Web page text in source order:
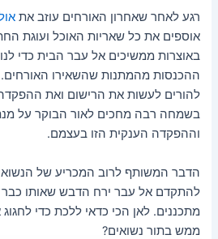
רגע לאחר שאחרון האורחים עוזב את
אוספים את כל שאריות האוכל ועוגת
באוצרות ממשיכים אל עבר הבית כדי
ההכנסות מהמתנות שהשאירו
להורים לעשות את הרישום ואת
בשמחה רבה מחכים לאור הבוקר על
וההפקדה הענקית הזו בעצמם.
הדבר המשותף לרוב המכריע של
להתקדם אל עבר ירח הדבש שאותו
מתכננים. לאן הכי כדאי ללכת כדי
ממש בתור נשואים?